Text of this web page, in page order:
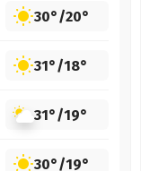
30°/20°
31°/18°
31°/19°
30°/19°